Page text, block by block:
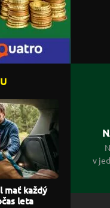
mať každý
leta
v